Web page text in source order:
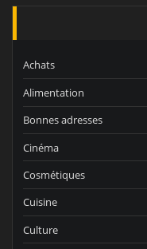
Achats
Alimentation
Bonnes adresses
Cinéma
Cosmétiques
Cuisine
Culture